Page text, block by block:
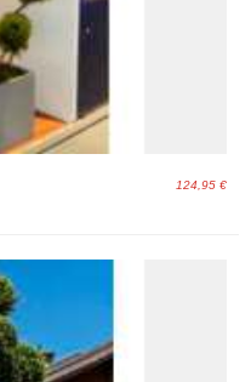
124,95 €